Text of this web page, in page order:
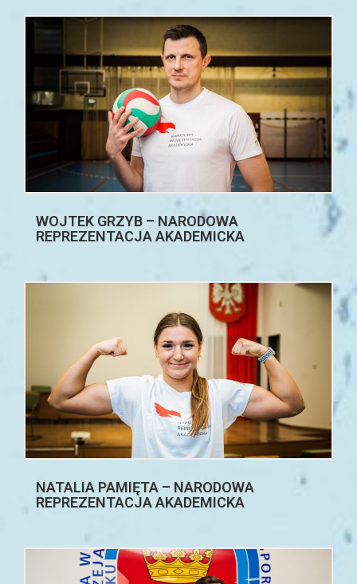
WOJTEK GRZYB – NARODOWA
REPREZENTACJA AKADEMICKA
NATALIA PAMIĘTA – NARODOWA
REPREZENTACJA AKADEMICKA